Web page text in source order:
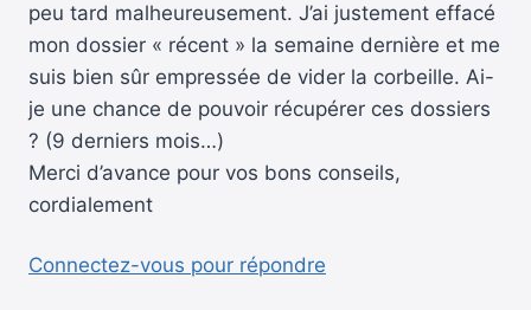
peu tard malheureusement. J’ai justement effacé
mon dossier « récent » la semaine dernière et me
suis bien sûr empressée de vider la corbeille. Ai-
je une chance de pouvoir récupérer ces dossiers
? (9 derniers mois…)
Merci d’avance pour vos bons conseils,
cordialement
Connectez-vous pour répondre